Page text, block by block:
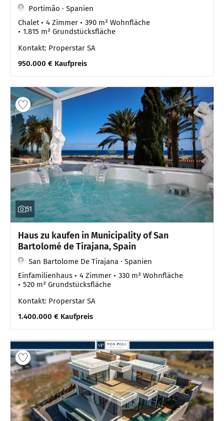
Portimão · Spanien
Chalet
4 Zimmer
390 m² Wohnfläche
1.815 m² Grundstücksfläche
Kontakt: Properstar SA
950.000 € Kaufpreis
51
Haus zu kaufen in Municipality of San
Bartolomé de Tirajana, Spain
San Bartolome De Tirajana · Spanien
Einfamilienhaus
4 Zimmer
330 m² Wohnfläche
520 m² Grundstücksfläche
Kontakt: Properstar SA
1.400.000 € Kaufpreis